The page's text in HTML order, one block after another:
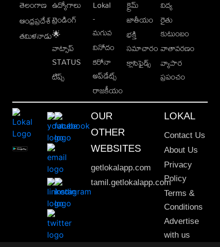
తెలంగాణ
ఆంధ్రప్రదేశ్
తమిళనాడు
ఉద్యోగాలు
ట్రెండింగ్
🌟
వాట్సాప్
STATUS
టిప్స్
Lokal
-
మగువ
వినోదం
కరోనా
అప్‌డేట్స్
రాజకీయం
క్రైమ్
జాతీయం
భక్తి
సమాచారం
క్లాసిఫైడ్స్
విద్య
రైతు
కుటుంబం
వాతావరణం
వ్యాపార
ప్రపంచం
OUR
OTHER
WEBSITES
getlokalapp.com
tamil.getlokalapp.com
LOKAL
Contact Us
About Us
Privacy
Policy
Terms &
Conditions
Advertise
with us